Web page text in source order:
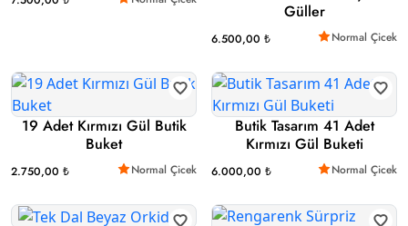
Güller
6.500,00 ₺ Normal Çicek
19 Adet Kırmızı Gül Butik
Buket
2.750,00 ₺ Normal Çicek
Butik Tasarım 41 Adet
Kırmızı Gül Buketi
6.000,00 ₺ Normal Çicek